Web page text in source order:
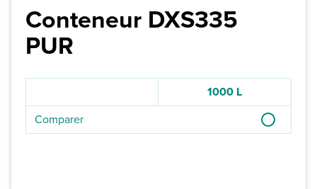
Conteneur DXS335
PUR
1000 L
Comparer